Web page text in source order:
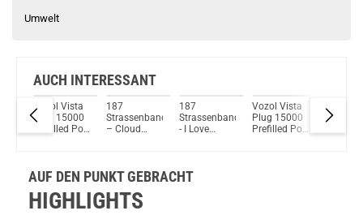
Umwelt
AUCH INTERESSANT
Vozol Vista
Plug 15000
Prefilled Pod
187
Strassenbande
– Cloud
187
Strassenbande
- I Love
Pack - 2ml
Vozol Vista
Plug 15000
Prefilled Pod
Elfbar
–
AUF DEN PUNKT GEBRACHT
HIGHLIGHTS